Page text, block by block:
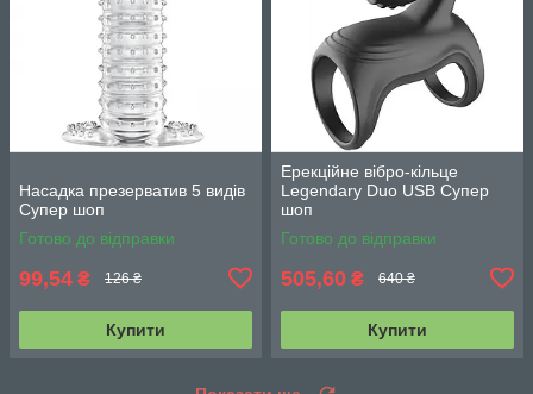
Насадка презерватив 5 видів
Супер шоп
Готово до відправки
99,54 ₴ 126 ₴
Купити
Ерекційне вібро-кільце
Legendary Duo USB Супер
шоп
Готово до відправки
505,60 ₴ 640 ₴
Купити